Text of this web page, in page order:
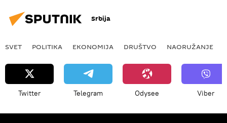
Srbija
SVET POLITIKA EKONOMIJA DRUŠTVO NAORUŽANJE
Twitter Telegram Odysee Viber